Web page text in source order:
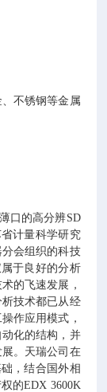
不锈钢等金属
口的高分辨SD
计量科学研究
会组织的科技
于良好的分析
的飞速发展，
技术都已从经
作应用模式，
化的结构，并
。天瑞公司在
，结合国外相
的EDX 3600K